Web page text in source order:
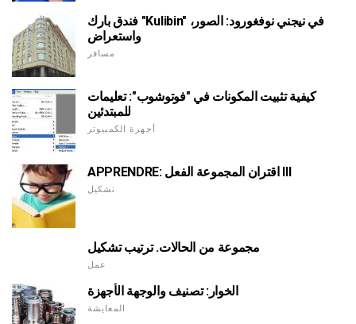
فندق بارك "Kulibin" في نيجني نوفغورود: الصور،
واستعراض
مسافر
كيفية تثبيت المكونات في "فوتوشوب": تعليمات
للمبتدئين
أجهزة الكمبيوتر
APPRENDRE: اقتران المجموعة الفعل III
تشكيل
مجموعة من الحالات. ترتيب تشكيل
عمل
الخوار: تصنيف والوجهة الأجهزة
المعايشة